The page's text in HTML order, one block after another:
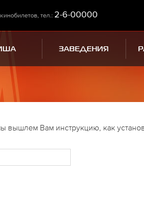
кинобилетов, тел.: 2-6-00000
ЗАВЕДЕНИЯ
вышлем Вам инструкцию, как